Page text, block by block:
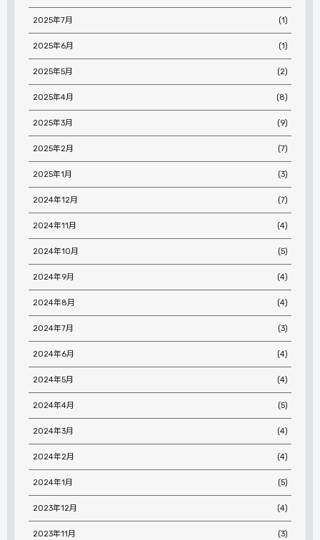
2025年7月 (1)
2025年6月 (1)
2025年5月 (2)
2025年4月 (8)
2025年3月 (9)
2025年2月 (7)
2025年1月 (3)
2024年12月 (7)
2024年11月 (4)
2024年10月 (5)
2024年9月 (4)
2024年8月 (4)
2024年7月 (3)
2024年6月 (4)
2024年5月 (4)
2024年4月 (5)
2024年3月 (4)
2024年2月 (4)
2024年1月 (5)
2023年12月 (4)
2023年11月 (3)